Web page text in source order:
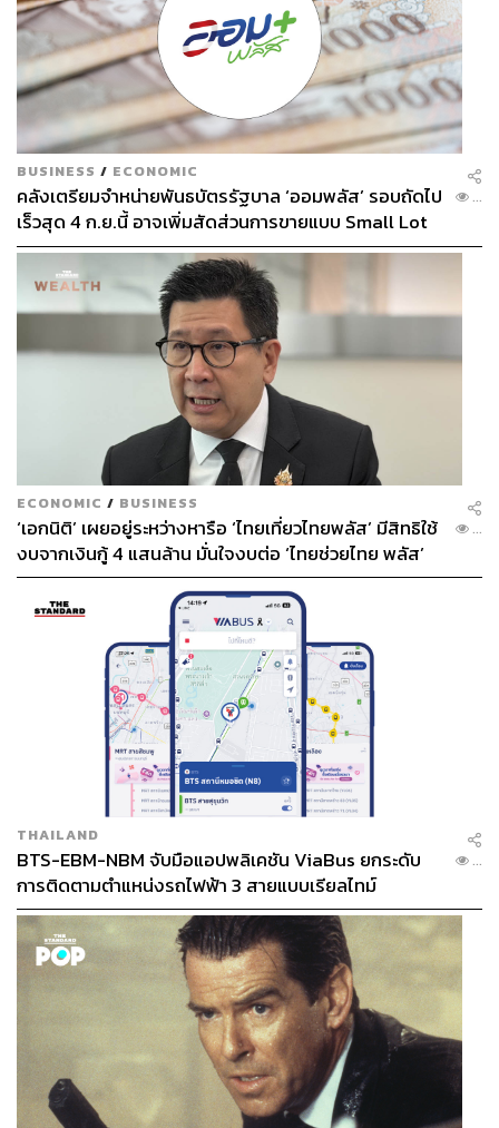
ABOUT THE AUTHOR
THE STANDARD TEAM
กองบรรณาธิการ THE STANDARD
BUSINESS / ECONOMIC
คลังเตรียมจำหน่ายพันธบัตรรัฐบาล ‘ออมพลัส’ รอบถัดไป
เร็วสุด 4 ก.ย.นี้ อาจเพิ่มสัดส่วนการขายแบบ Small Lot
First มากขึ้น
...
ECONOMIC / BUSINESS
‘เอกนิติ’ เผยอยู่ระหว่างหารือ ‘ไทยเที่ยวไทยพลัส’ มีสิทธิใช้
งบจากเงินกู้ 4 แสนล้าน มั่นใจงบต่อ ‘ไทยช่วยไทย พลัส’
เฟส 2 มีเพียงพอ
...
THAILAND
BTS-EBM-NBM จับมือแอปพลิเคชัน ViaBus ยกระดับ
การติดตามตำแหน่งรถไฟฟ้า 3 สายแบบเรียลไทม์
...